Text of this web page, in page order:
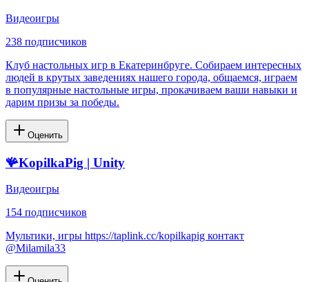
Видеоигры
238 подписчиков
Клуб настольных игр в Екатеринбруге. Собираем интересных
людей в крутых заведениях нашего города, общаемся, играем
в популярные настольные игры, прокачиваем ваши навыки и
дарим призы за победы.
Оценить
🪸KopilkaPig | Unity
Видеоигры
154 подписчиков
Мультики, игры https://taplink.cc/kopilkapig контакт
@Milamila33